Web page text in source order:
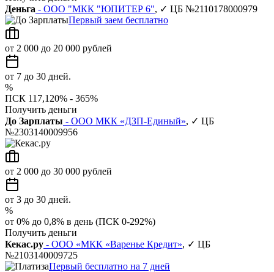
Деньга - ООО "МКК "ЮПИТЕР 6", ✓ ЦБ №2110178000979
Первый заем бесплатно
от 2 000 до 20 000 рублей
от 7 до 30 дней.
%
ПСК 117,120% - 365%
Получить деньги
До Зарплаты - ООО МКК «ДЗП-Единый», ✓ ЦБ
№2303140009956
от 2 000 до 30 000 рублей
от 3 до 30 дней.
%
от 0% до 0,8% в день (ПСК 0-292%)
Получить деньги
Кекас.ру - ООО «МКК «Варенье Кредит», ✓ ЦБ
№2103140009725
Первый бесплатно на 7 дней